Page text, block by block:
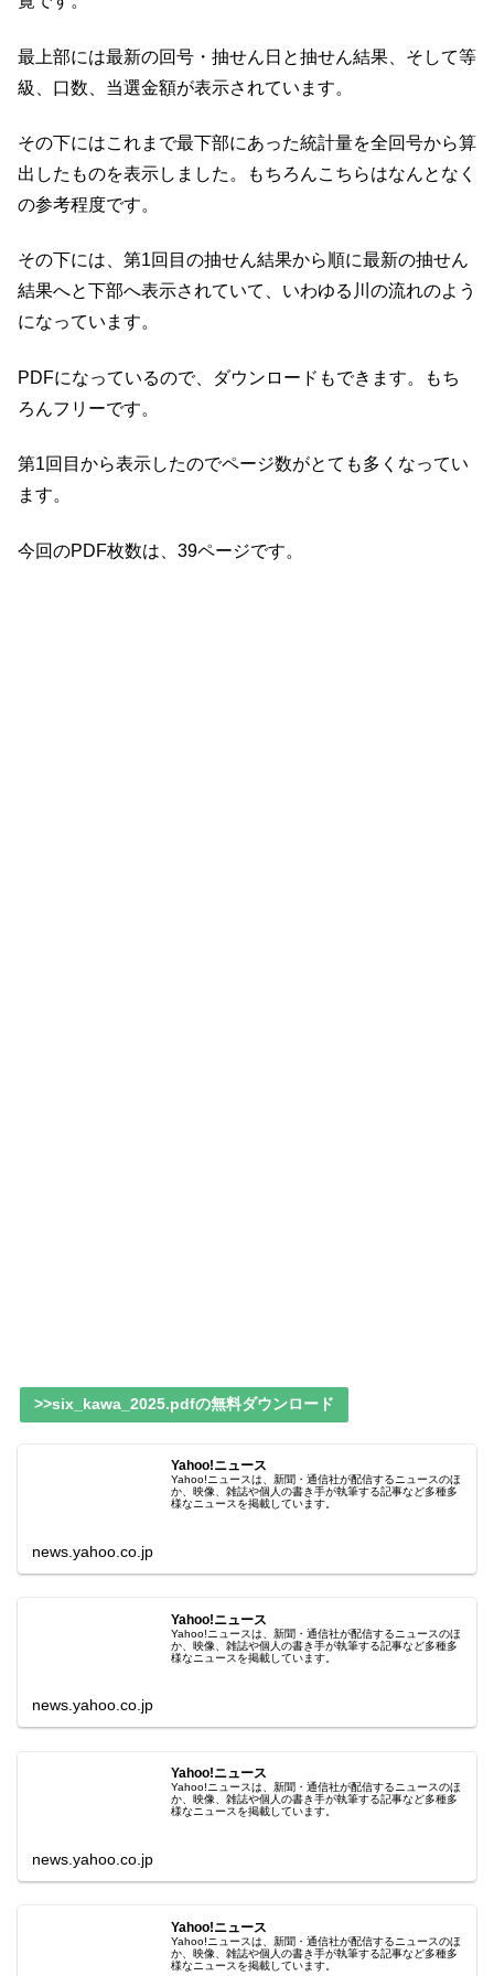
最上部には最新の回号・抽せん日と抽せん結果、そして等
級、口数、当選金額が表示されています。
その下にはこれまで最下部にあった統計量を全回号から算
出したものを表示しました。もちろんこちらはなんとなく
の参考程度です。
その下には、第1回目の抽せん結果から順に最新の抽せん
結果へと下部へ表示されていて、いわゆる川の流れのよう
になっています。
PDFになっているので、ダウンロードもできます。もち
ろんフリーです。
第1回目から表示したのでページ数がとても多くなってい
ます。
今回のPDF枚数は、39ページです。
>>six_kawa_2025.pdfの無料ダウンロード
Yahoo!ニュース
Yahoo!ニュースは、新聞・通信社が配信するニュースのほ
か、映像、雑誌や個人の書き手が執筆する記事など多種多
様なニュースを掲載しています。
news.yahoo.co.jp
Yahoo!ニュース
Yahoo!ニュースは、新聞・通信社が配信するニュースのほ
か、映像、雑誌や個人の書き手が執筆する記事など多種多
様なニュースを掲載しています。
news.yahoo.co.jp
Yahoo!ニュース
Yahoo!ニュースは、新聞・通信社が配信するニュースのほ
か、映像、雑誌や個人の書き手が執筆する記事など多種多
様なニュースを掲載しています。
news.yahoo.co.jp
Yahoo!ニュース
Yahoo!ニュースは、新聞・通信社が配信するニュースのほ
か、映像、雑誌や個人の書き手が執筆する記事など多種多
様なニュースを掲載しています。